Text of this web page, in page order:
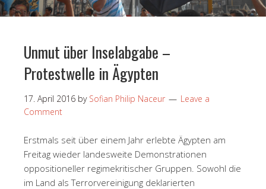
Unmut über Inselabgabe –
Protestwelle in Ägypten
17. April 2016 by Sofian Philip Naceur
Leave a
Comment
Erstmals seit über einem Jahr erlebte Ägypten am
Freitag wieder landesweite Demonstrationen
oppositioneller regimekritischer Gruppen. Sowohl die
im Land als Terrorvereinigung deklarierten